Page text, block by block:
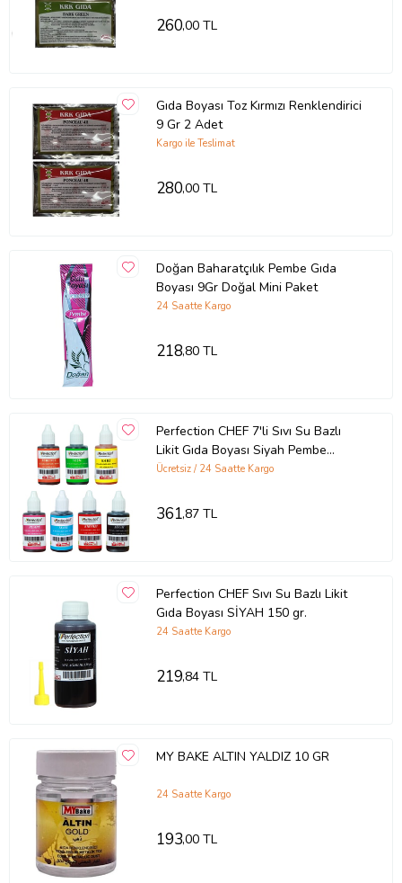
260,00 TL
Gıda Boyası Toz Kırmızı Renklendirici
9 Gr 2 Adet
Kargo ile Teslimat
280,00 TL
Doğan Baharatçılık Pembe Gıda
Boyası 9Gr Doğal Mini Paket
24 Saatte Kargo
218,80 TL
Perfection CHEF 7'li Sıvı Su Bazlı
Likit Gıda Boyası Siyah Pembe
Turuncu Sarı Kırmızı Mavi Yeşil 7 X
Ücretsiz / 24 Saatte Kargo
361,87 TL
Perfection CHEF Sıvı Su Bazlı Likit
Gıda Boyası SİYAH 150 gr.
24 Saatte Kargo
219,84 TL
MY BAKE ALTIN YALDIZ 10 GR
24 Saatte Kargo
193,00 TL